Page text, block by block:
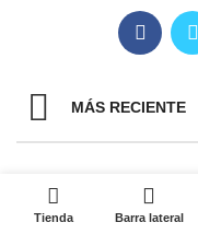
MÁS RECIENTE
ENTRADAS
Tienda Barra lateral